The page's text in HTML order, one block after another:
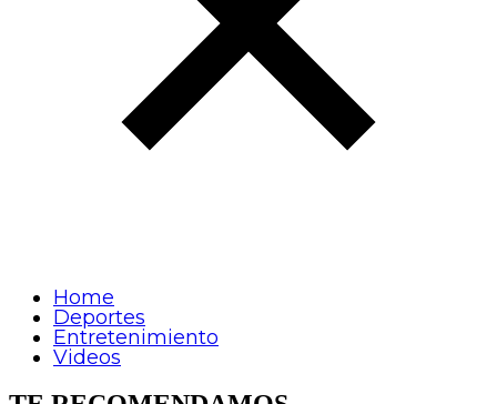
Home
Deportes
Entretenimiento
Videos